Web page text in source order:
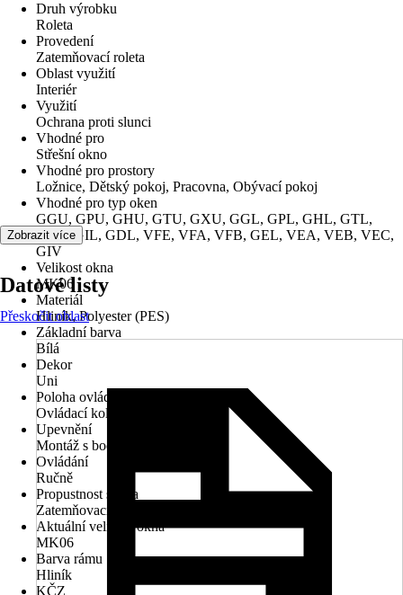
Druh výrobku
Roleta
Provedení
Zatemňovací roleta
Oblast využití
Interiér
Využití
Ochrana proti slunci
Vhodné pro
Střešní okno
Vhodné pro prostory
Ložnice, Dětský pokoj, Pracovna, Obývací pokoj
Vhodné pro typ oken
GGU, GPU, GHU, GTU, GXU, GGL, GPL, GHL, GTL,
GXL, GIL, GDL, VFE, VFA, VFB, GEL, VEA, VEB, VEC,
GIV
Velikost okna
MK06
Materiál
Hliník, Polyester (PES)
Základní barva
Bílá
Dekor
Uni
Poloha ovládacího mechanismu
Ovládací kolejnice
Upevnění
Montáž s bočním vedením
Ovládání
Ručně
Propustnost světla
Zatemňovací, Neprůhledný
Aktuální velikost okna
MK06
Barva rámu
Hliník
KČZ
Zobrazit více
Datové listy
Přeskočit oblast